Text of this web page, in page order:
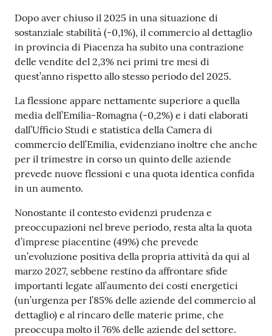
in
digitale
Prenotazioni
on line
Pagamenti
on line
Accedi
Registrati
Dopo aver chiuso il 2025 in una situazione di
sostanziale stabilità (-0,1%), il commercio al dettaglio
in provincia di Piacenza ha subito una contrazione
delle vendite del 2,3% nei primi tre mesi di
quest’anno rispetto allo stesso periodo del 2025.
La flessione appare nettamente superiore a quella
media dell’Emilia-Romagna (-0,2%) e i dati elaborati
dall’Ufficio Studi e statistica della Camera di
commercio dell’Emilia, evidenziano inoltre che anche
per il trimestre in corso un quinto delle aziende
prevede nuove flessioni e una quota identica confida
in un aumento.
Nonostante il contesto evidenzi prudenza e
preoccupazioni nel breve periodo, resta alta la quota
d’imprese piacentine (49%) che prevede
un’evoluzione positiva della propria attività da qui al
marzo 2027, sebbene restino da affrontare sfide
importanti legate all’aumento dei costi energetici
(un’urgenza per l’85% delle aziende del commercio al
dettaglio) e al rincaro delle materie prime, che
preoccupa molto il 76% delle aziende del settore.